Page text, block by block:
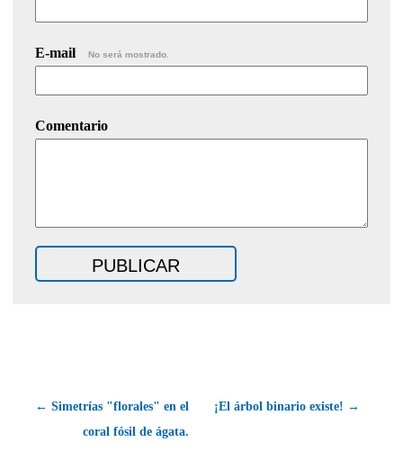
E-mail No será mostrado.
Comentario
← Simetrías "florales" en el
coral fósil de ágata.
¡El árbol binario existe! →